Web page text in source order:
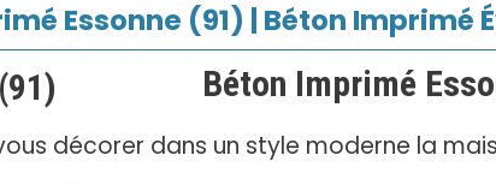
Essonne (91) | Béton Imprimé
Béton Imprimé
décorer dans un style moderne la